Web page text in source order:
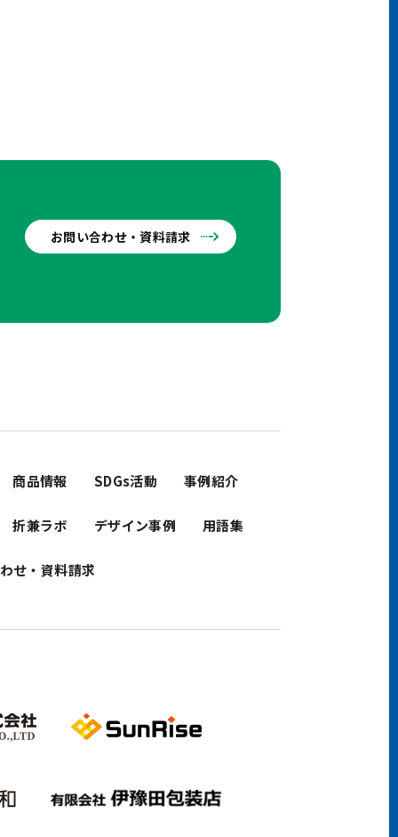
お問い合わせ・資料請求
商品情報 SDGs活動 事例紹介
折兼ラボ デザイン事例 用語集
せ・資料請求